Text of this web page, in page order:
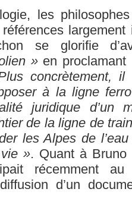
les
se glorifie
»en
concrètement, il
à la ligne
juridique d’un
de la ligne de
les Alpes de
». Quant à Bruno
récemment
d’un